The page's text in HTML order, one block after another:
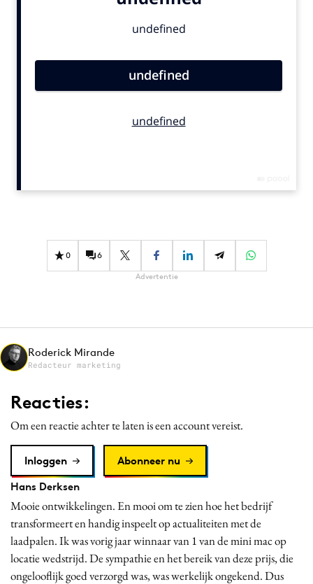
Gedragsverandering
Media
Merkstrategie
PR
Purpose Marketing
Reputatie & crisis
0 6
Advertentie
Roderick Mirande
Redacteur marketing
Reacties:
Om een reactie achter te laten is een account vereist.
Inloggen
Abonneer nu
Hans Derksen
Mooie ontwikkelingen. En mooi om te zien hoe het bedrijf
transformeert en handig inspeelt op actualiteiten met de
laadpalen. Ik was vorig jaar winnaar van 1 van de mini mac op
locatie wedstrijd. De sympathie en het bereik van deze prijs, die
ongelooflijk goed verzorgd was, was werkelijk ongekend. Dus